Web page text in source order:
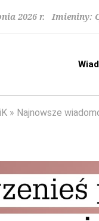
2026 r. Imieniny:
Najnowsze